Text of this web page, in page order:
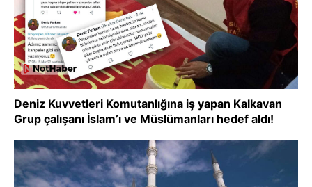
Deniz Kuvvetleri Komutanlığına iş yapan Kalkavan
Grup çalışanı İslam’ı ve Müslümanları hedef aldı!